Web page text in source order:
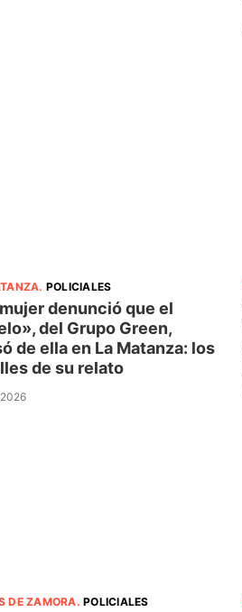
. POLICIALES
denunció que el
del Grupo Green,
de ella en La Matanza: los
de su relato
DE ZAMORA.POLICIALES